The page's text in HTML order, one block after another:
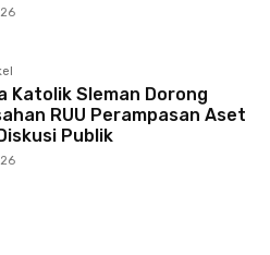
Katolik Sleman Dorong
RUU Perampasan Aset
Publik